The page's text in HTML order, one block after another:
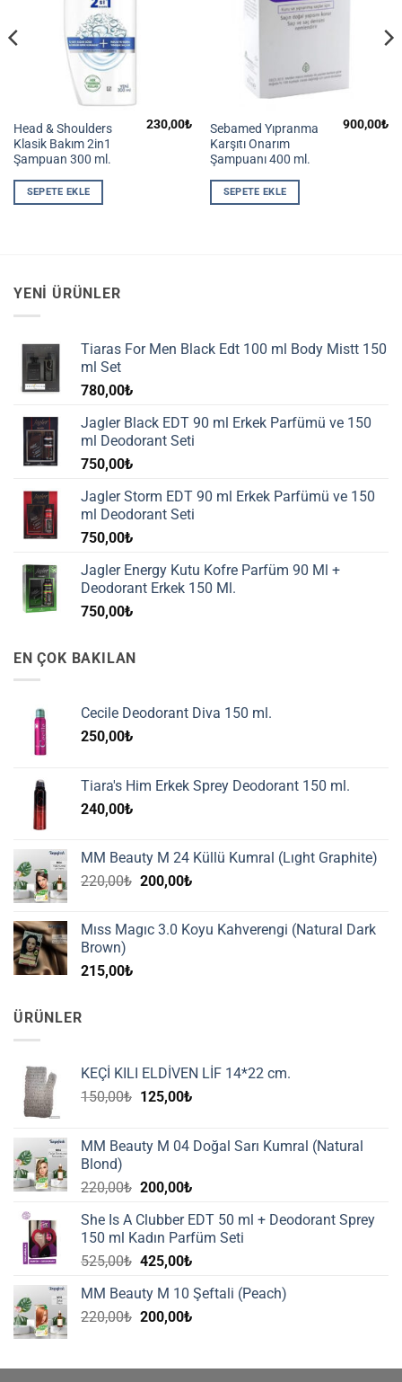
Head & Shoulders
Klasik Bakım 2in1
Şampuan 300 ml.
230,00₺
SEPETE EKLE
Sebamed Yıpranma
Karşıtı Onarım
Şampuanı 400 ml.
900,00₺
SEPETE EKLE
YENI ÜRÜNLER
Tiaras For Men Black Edt 100 ml Body Mistt 150
ml Set
780,00₺
Jagler Black EDT 90 ml Erkek Parfümü ve 150
ml Deodorant Seti
750,00₺
Jagler Storm EDT 90 ml Erkek Parfümü ve 150
ml Deodorant Seti
750,00₺
Jagler Energy Kutu Kofre Parfüm 90 Ml +
Deodorant Erkek 150 Ml.
750,00₺
EN ÇOK BAKILAN
Cecile Deodorant Diva 150 ml.
250,00₺
Tiara's Him Erkek Sprey Deodorant 150 ml.
240,00₺
MM Beauty M 24 Küllü Kumral (Lıght Graphite)
220,00₺ Orijinal
200,00₺Şu
200,00₺.
Mıss Magıc 3.0 Koyu Kahverengi (Natural Dark
Brown)
215,00₺
ÜRÜNLER
KEÇİ KILI ELDİVEN LİF 14*22 cm.
150,00₺ Orijinal
125,00₺Şu
125,00₺.
MM Beauty M 04 Doğal Sarı Kumral (Natural
Blond)
220,00₺ Orijinal
220,00₺.
200,00₺Şu
fiyat:
200,00₺.
She Is A Clubber EDT 50 ml + Deodorant Sprey
150 ml Kadın Parfüm Seti
525,00₺ Orijinal
525,00₺.
425,00₺Şu
fiyat:
425,00₺.
MM Beauty M 10 Şeftali (Peach)
220,00₺ Orijinal
200,00₺Şu
200,00₺.